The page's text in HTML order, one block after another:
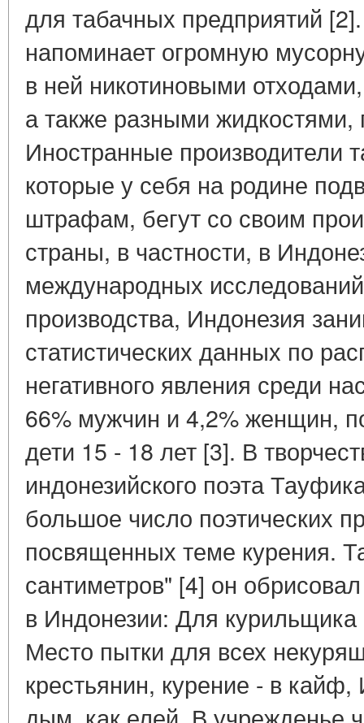
для табачных предприятий
напоминает огромную
в ней никотиновыми
а также разными
Иностранные производители
которые у себя на родине
штрафам, бегут со своим
страны, в частности, в
международных
производства, Индонезия
статистических данных по
негативного явления среди
66% мужчин и 4,2% женщин,
дети 15 - 18 лет [3]. В
индонезийского поэта
большое число поэтических
посвященных теме курения.
сантиметров" [4] он
в Индонезии: Для
Место пытки для всех
крестьянин, курение - в